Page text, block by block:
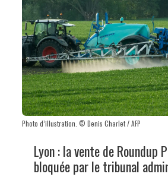
Photo d’illustration. © Denis Charlet / AFP
Lyon : la vente de Roundup
bloquée par le tribunal